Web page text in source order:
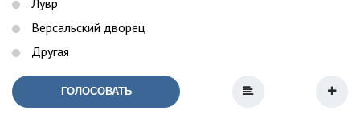
Версальский дворец
Другая
ГОЛОСОВАТЬ